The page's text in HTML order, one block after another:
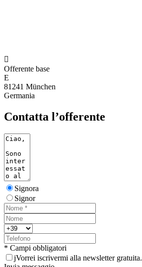

Offerente base
E
81241 München
Germania
Contatta l’offerente
Signora
Signor
* Campi obbligatori
jVorrei iscrivermi alla newsletter gratuita.